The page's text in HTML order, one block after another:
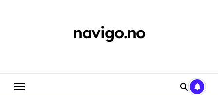
navigo.no